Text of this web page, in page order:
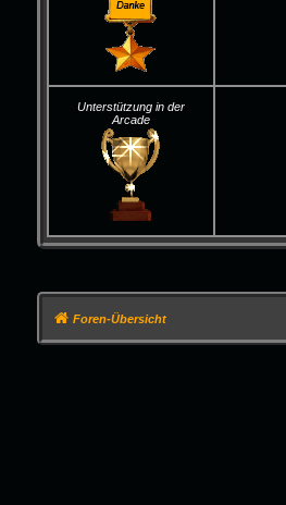
Unterstützung in der
Arcade
Foren-Übersicht